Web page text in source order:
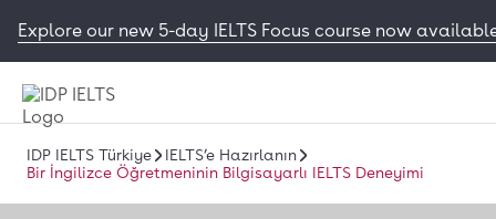
Explore our new 5-day IELTS Focus course now
IDP IELTS Türkiye
IELTS’e Hazırlanın
Bir İngilizce Öğretmeninin Bilgisayarlı IELTS Deneyimi